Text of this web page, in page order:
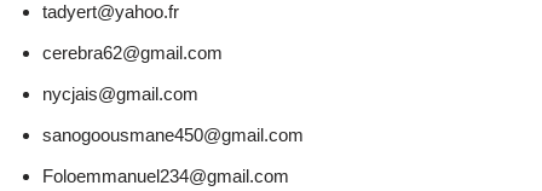
tadyert@yahoo.fr
cerebra62@gmail.com
nycjais@gmail.com
sanogoousmane450@gmail.com
Foloemmanuel234@gmail.com